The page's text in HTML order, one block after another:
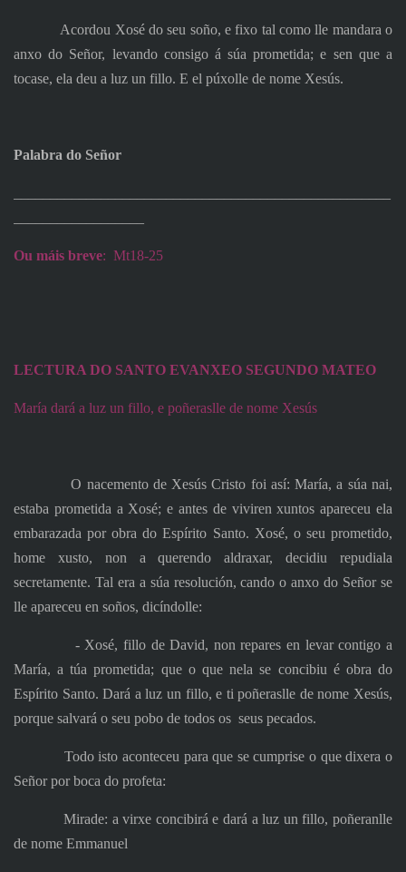
Acordou Xosé do seu soño, e fixo tal como lle mandara o
anxo do Señor, levando consigo á súa prometida; e sen que a
tocase, ela deu a luz un fillo. E el púxolle de nome Xesús.
Palabra do Señor
Ou máis breve: Mt18-25
LECTURA DO SANTO EVANXEO SEGUNDO MATEO
María dará a luz un fillo, e poñeraslle de nome Xesús
O nacemento de Xesús Cristo foi así: María, a súa nai,
estaba prometida a Xosé; e antes de viviren xuntos apareceu ela
embarazada por obra do Espírito Santo. Xosé, o seu prometido,
home xusto, non a querendo aldraxar, decidiu repudiala
secretamente. Tal era a súa resolución, cando o anxo do Señor se
lle apareceu en soños, dicíndolle:
‑ Xosé, fillo de David, non repares en levar contigo a
María, a túa prometida; que o que nela se concibiu é obra do
Espírito Santo. Dará a luz un fillo, e ti poñeraslle de nome Xesús,
porque salvará o seu pobo de todos os seus pecados.
Todo isto aconteceu para que se cumprise o que dixera o
Señor por boca do profeta:
Mirade: a virxe concibirá e dará a luz un fillo, poñeranlle
de nome Emmanuel